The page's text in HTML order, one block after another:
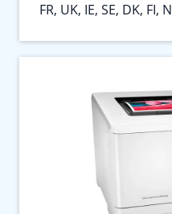
FR, UK, IE, SE, DK, FI,